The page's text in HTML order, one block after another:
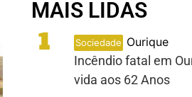
MAIS LIDAS
1 Sociedade Ourique
Incêndio fatal em
vida aos 62 Anos